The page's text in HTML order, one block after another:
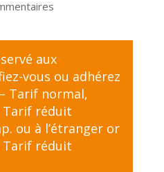
aux
vous ou adhérez
Tarif normal,
Tarif réduit
ou à l’étrangeror
Tarif réduit